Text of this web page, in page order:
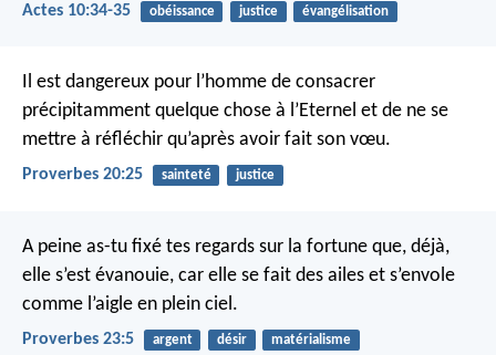
Actes 10:34-35 obéissance justice évangélisation
Il est dangereux pour l’homme de consacrer
précipitamment quelque chose à l’Eternel et de ne se
mettre à réfléchir qu’après avoir fait son vœu.
Proverbes 20:25 sainteté justice
A peine as-tu fixé tes regards sur la fortune que, déjà,
elle s’est évanouie, car elle se fait des ailes et s’envole
comme l’aigle en plein ciel.
Proverbes 23:5 argent désir matérialisme